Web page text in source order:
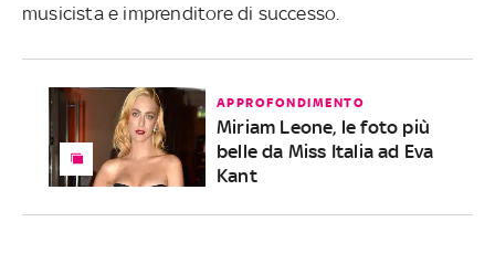
musicista e imprenditore di successo.
APPROFONDIMENTO
Miriam Leone, le foto più
belle da Miss Italia ad Eva
Kant